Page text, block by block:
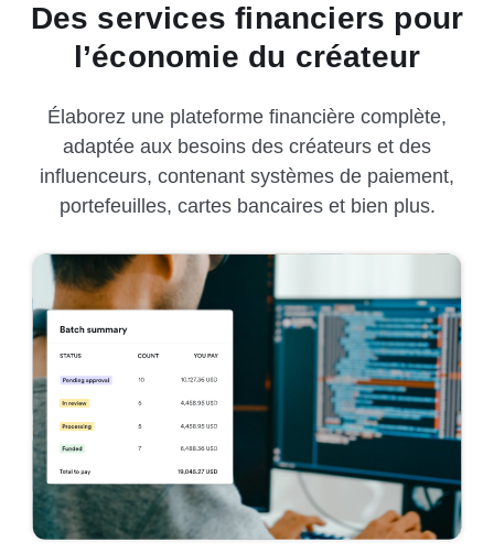
Des services financiers pour
l’économie du créateur
Élaborez une plateforme financière complète,
adaptée aux besoins des créateurs et des
influenceurs, contenant systèmes de paiement,
portefeuilles, cartes bancaires et bien plus.